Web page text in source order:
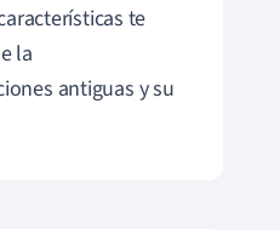
te
la
antiguas y su